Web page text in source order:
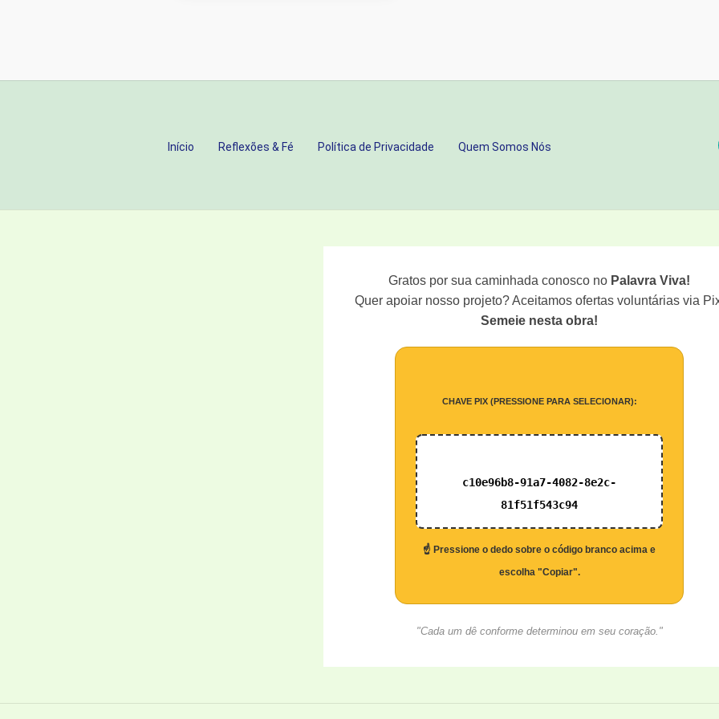
FELIZ”.
Início Reflexões & Fé Política de Privacidade Quem Somos Nós
Gratos por sua caminhada conosco no Palavra Viva!
Quer apoiar nosso projeto? Aceitamos ofertas voluntárias via
Semeie nesta obra!
CHAVE PIX (PRESSIONE PARA SELECIONAR):
c10e96b8-91a7-4082-8e2c-
81f51f543c94
☝️ Pressione o dedo sobre o código branco acima e
escolha "Copiar".
"Cada um dê conforme determinou em seu coração."